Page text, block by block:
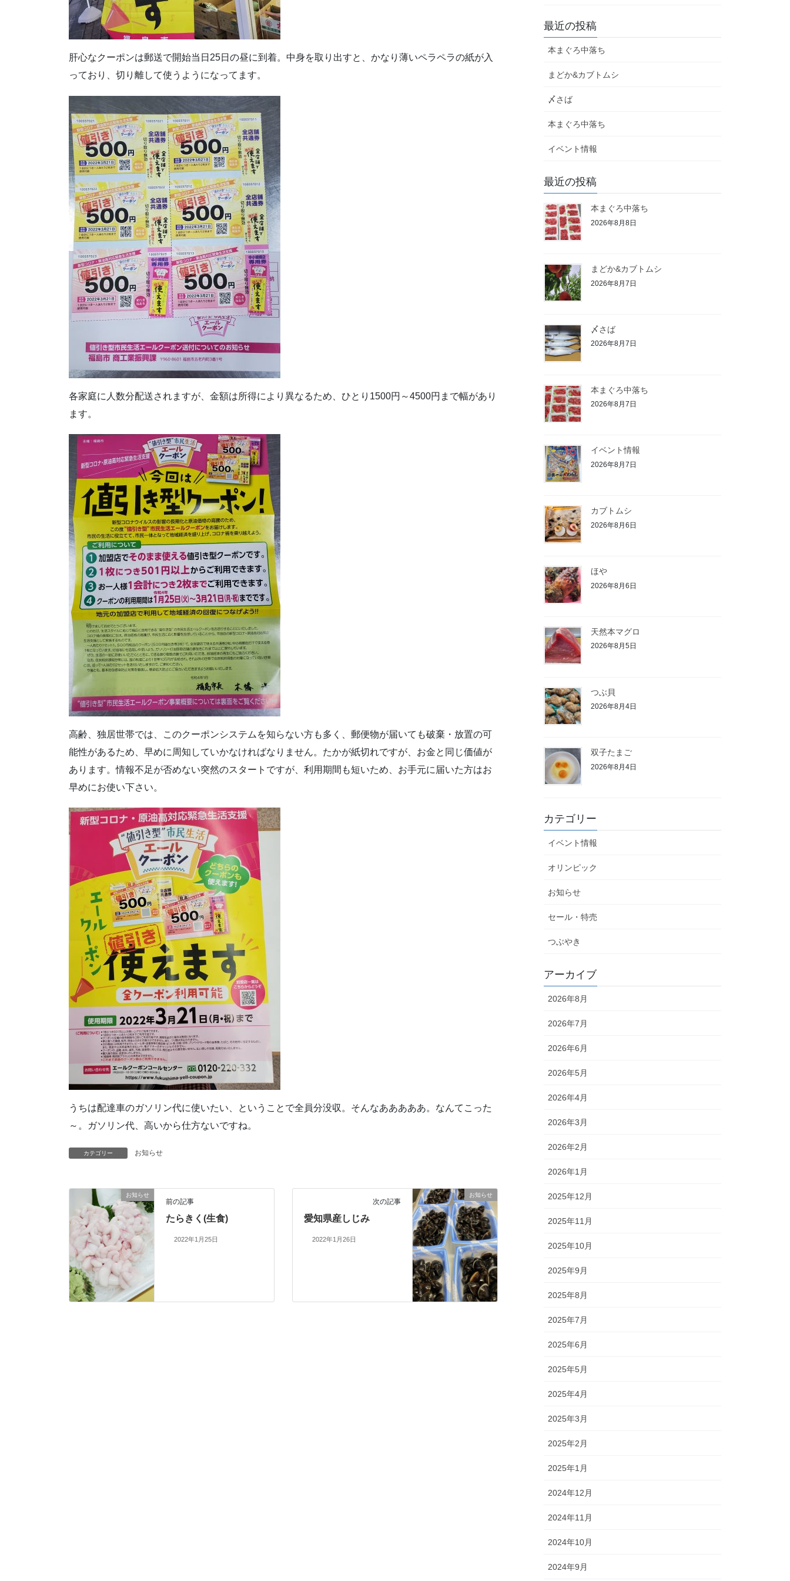
肝心なクーポンは郵送で開始当日25日の昼に到着。中身を取り出すと、かなり薄いペラペラの紙が入
っており、切り離して使うようになってます。
各家庭に人数分配送されますが、金額は所得により異なるため、ひとり1500円～4500円まで幅があり
ます。
高齢、独居世帯では、このクーポンシステムを知らない方も多く、郵便物が届いても破棄・放置の可
能性があるため、早めに周知していかなければなりません。たかが紙切れですが、お金と同じ価値が
あります。情報不足が否めない突然のスタートですが、利用期間も短いため、お手元に届いた方はお
早めにお使い下さい。
うちは配達車のガソリン代に使いたい、ということで全員分没収。そんなあああああ。なんてこった
～。ガソリン代、高いから仕方ないですね。
カテゴリー お知らせ
お知らせ
前の記事
たらきく(生食)
2022年1月25日
お知らせ
次の記事
愛知県産しじみ
2022年1月26日
最近の投稿
本まぐろ中落ち
まどか&カブトムシ
〆さば
本まぐろ中落ち
イベント情報
最近の投稿
本まぐろ中落ち
2026年8月8日
まどか&カブトムシ
2026年8月7日
〆さば
2026年8月7日
本まぐろ中落ち
2026年8月7日
イベント情報
2026年8月7日
カブトムシ
2026年8月6日
ほや
2026年8月6日
天然本マグロ
2026年8月5日
つぶ貝
2026年8月4日
双子たまご
2026年8月4日
カテゴリー
イベント情報
オリンピック
お知らせ
セール・特売
つぶやき
アーカイブ
2026年8月
2026年7月
2026年6月
2026年5月
2026年4月
2026年3月
2026年2月
2026年1月
2025年12月
2025年11月
2025年10月
2025年9月
2025年8月
2025年7月
2025年6月
2025年5月
2025年4月
2025年3月
2025年2月
2025年1月
2024年12月
2024年11月
2024年10月
2024年9月